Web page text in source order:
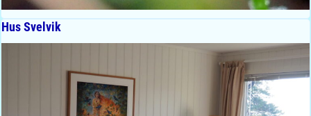
Hus Svelvik